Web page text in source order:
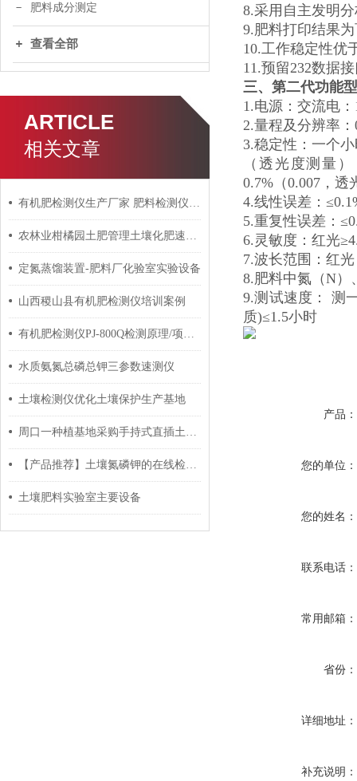
肥料成分测定
查看全部
ARTICLE
相关文章
有机肥检测仪生产厂家 肥料检测仪快速检测肥料中营养成分
农林业柑橘园土肥管理土壤化肥速测仪
定氮蒸馏装置-肥料厂化验室实验设备
山西稷山县有机肥检测仪培训案例
有机肥检测仪PJ-800Q检测原理/项目/速度/误差
水质氨氮总磷总钾三参数速测仪
土壤检测仪优化土壤保护生产基地
周口一种植基地采购手持式直插土壤水分快速测定仪
【产品推荐】土壤氮磷钾的在线检测仪器（便携式）
土壤肥料实验室主要设备
8.采用自主发明
9.肥料打印结果
10.工作稳定性优
11.预留232数据
三、 第二代功能
1.电源：交流电
2.量程及分辨率：
3.稳定性：一个
（透光度测量
0.7%（0.007，透
4.线性误差：
5.重复性误差：
6.灵敏度：红光
7.波长范围：红
8.肥料中氮（N）
9.测试速度： 测
质)≤1.5小时
产品：
您的单位：
您的姓名：
联系电话：
常用邮箱：
省份：
详细地址：
补充说明：